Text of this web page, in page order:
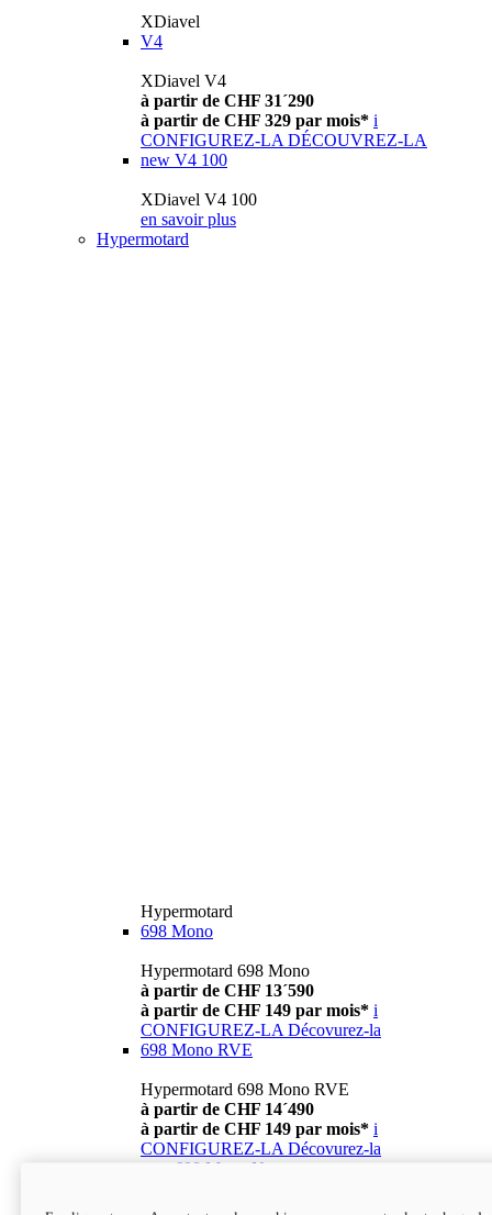
XDiavel
V4
XDiavel V4
à partir de CHF 31´290
à partir de CHF 329 par mois* i
CONFIGUREZ-LA DÉCOUVREZ-LA
new V4 100
XDiavel V4 100
en savoir plus
Hypermotard
Hypermotard
698 Mono
Hypermotard 698 Mono
à partir de CHF 13´590
à partir de CHF 149 par mois* i
CONFIGUREZ-LA Décovurez-la
698 Mono RVE
Hypermotard 698 Mono RVE
à partir de CHF 14´490
à partir de CHF 149 par mois* i
CONFIGUREZ-LA Décovurez-la
698 Mono Nera
Hypermotard 698 Mono Nera